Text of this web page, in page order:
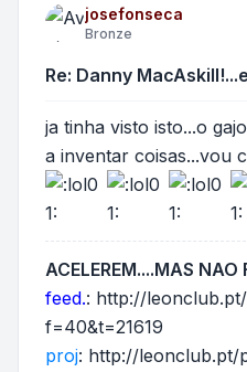
josefonseca
Bronze
Re: Danny
ja tinha visto isto...o
a inventar coisas...vou
ACELEREM....MAS NAO
feed.: http://
f=40&t=21619
proj: http://leonclub.pt/